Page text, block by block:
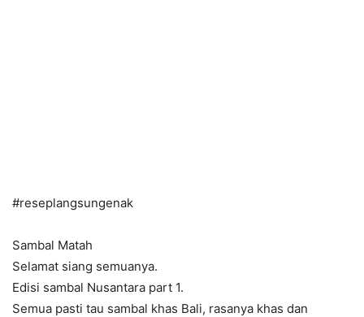
#reseplangsungenak
Sambal Matah
Selamat siang semuanya.
Edisi sambal Nusantara part 1.
Semua pasti tau sambal khas Bali, rasanya khas dan